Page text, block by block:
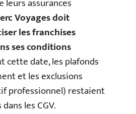
Voyages doit
les franchises
ses conditions
cette date, les plafonds
et les exclusions
professionnel) restaient
les CGV.